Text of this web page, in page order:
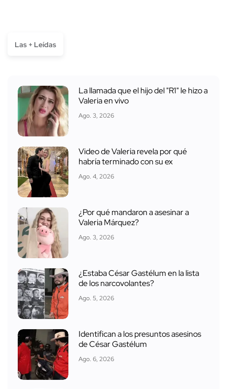
Las + Leídas
La llamada que el hijo del "R1" le hizo a
Valeria en vivo
Ago. 3, 2026
Video de Valeria revela por qué
habría terminado con su ex
Ago. 4, 2026
¿Por qué mandaron a asesinar a
Valeria Márquez?
Ago. 3, 2026
¿Estaba César Gastélum en la lista
de los narcovolantes?
Ago. 5, 2026
Identifican a los presuntos asesinos
de César Gastélum
Ago. 6, 2026